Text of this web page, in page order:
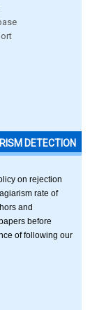
DETECTION
on rejection
rate of
and
before
of following our